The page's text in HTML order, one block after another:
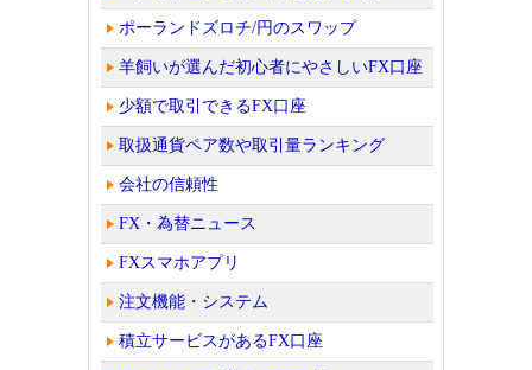
ポーランドズロチ/円のスワップ
羊飼いが選んだ初心者にやさしいFX口座
少額で取引できるFX口座
取扱通貨ペア数や取引量ランキング
会社の信頼性
FX・為替ニュース
FXスマホアプリ
注文機能・システム
積立サービスがあるFX口座